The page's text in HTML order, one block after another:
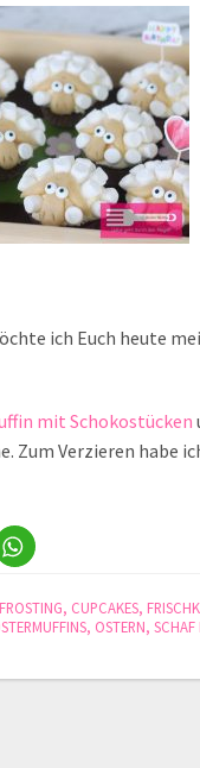
ich Euch heute
mit Schokostücken
Zum Verzieren habe
, CUPCAKES,
, OSTERN, SCHAF